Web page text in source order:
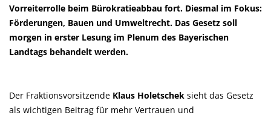
Vorreiterrolle beim Bürokratieabbau fort. Diesmal im Fokus:
Förderungen, Bauen und Umweltrecht. Das Gesetz soll
morgen in erster Lesung im Plenum des Bayerischen
Landtags behandelt werden.
Der Fraktionsvorsitzende Klaus Holetschek sieht das Gesetz
als wichtigen Beitrag für mehr Vertrauen und